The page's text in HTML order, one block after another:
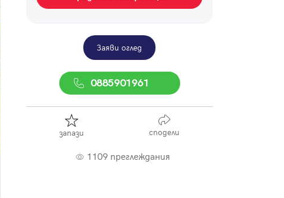
Заяви оглед
0885901961
запази сподели
1109 преглеждания